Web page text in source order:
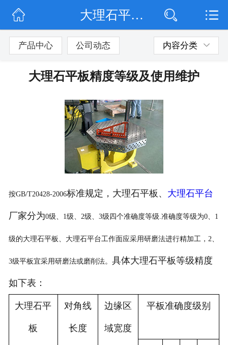
网站首页
公司简介
联系我们
大理石平板精度等级及使用维护
产品中心 公司动态 内容分类
大理石平板精度等级及使用维护
按GB/T20428-2006标准规定，大理石平板、 大理石平台
厂家分为0级、 1级、 2级、 3级四个准确度等级.准确度等级为0、 1
级的大理石平板、大理石平台工作面应采用研磨法进行精加工， 2、
3级平板宜采用研磨法或磨削法。 具体大理石平板等级精度
如下表：
大理石平
板
对角线
长度
边缘区
域宽度
平板准确度级别